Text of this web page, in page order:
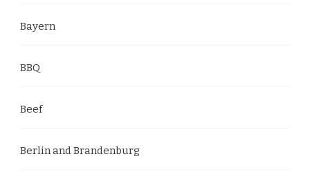
Bayern
BBQ
Beef
Berlin and Brandenburg